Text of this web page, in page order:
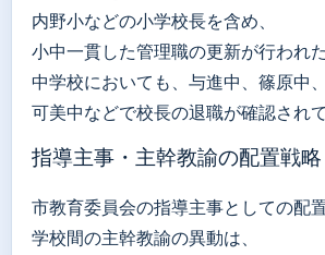
内野小などの小学校長を含め、
小中一貫した管理職の更新が行われた
中学校においても、与進中、篠原中、
可美中などで校長の退職が確認されて
指導主事・主幹教諭の配置戦略
市教育委員会の指導主事としての配置
学校間の主幹教諭の異動は、